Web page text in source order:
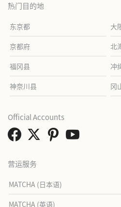
热门目的地
东京都 大
京都府 北
福冈县 冲
神奈川县 冈
营运服务
MATCHA (日本语)
MATCHA (英语)
Official Accounts